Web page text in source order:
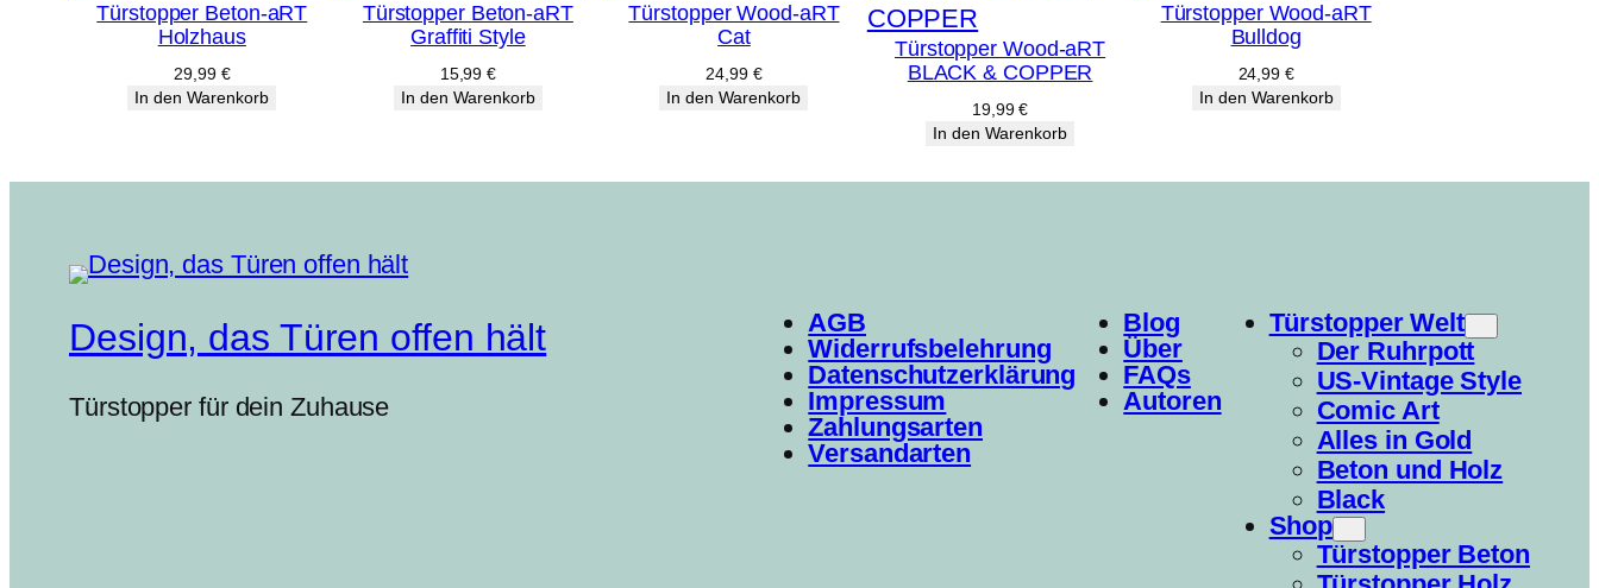
Türstopper Beton-aRT
Holzhaus
29,99 €
In den Warenkorb
Türstopper Beton-aRT
Graffiti Style
15,99€
In den Warenkorb
Türstopper Wood-aRT
Cat
24,99 €
In den Warenkorb
Türstopper Wood-aRT
BLACK & COPPER
19,99€
In den Warenkorb
Türstopper Wood-aRT
Bulldog
24,99 €
In den Warenkorb
Design, das Türen offen hält
Türstopper für dein Zuhause
AGB
Widerrufsbelehrung
Datenschutzerklärung
Impressum
Zahlungsarten
Versandarten
Blog
Über
FAQs
Autoren
Türstopper Welt
Der Ruhrpott
US-Vintage Style
Comic Art
Alles in Gold
Beton und Holz
Black
Shop
Türstopper Beton